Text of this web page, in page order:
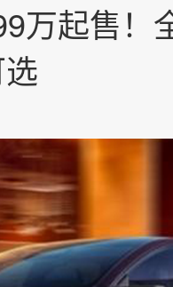
万起售！